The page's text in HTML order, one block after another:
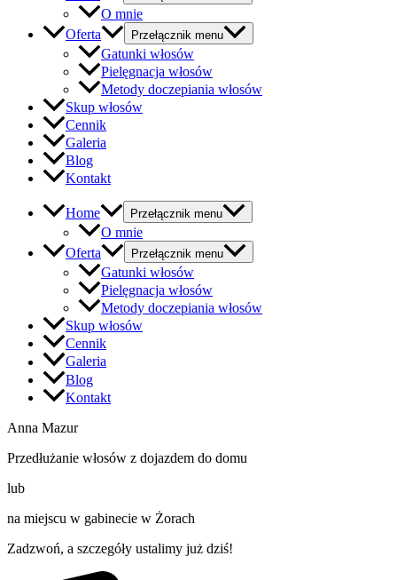
O mnie
Oferta
Przełącznik menu
Gatunki włosów
Pielęgnacja włosów
Metody doczepiania włosów
Skup włosów
Cennik
Galeria
Blog
Kontakt
Home Przełącznik menu
O mnie
Oferta
Przełącznik menu
Gatunki włosów
Pielęgnacja włosów
Metody doczepiania włosów
Skup włosów
Cennik
Galeria
Blog
Kontakt
Anna Mazur
Przedłużanie włosów z dojazdem do domu
lub
na miejscu w gabinecie w Żorach
Zadzwoń, a szczegóły ustalimy już dziś!